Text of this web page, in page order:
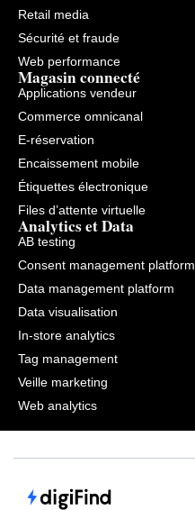
Retail media
Sécurité et fraude
Web performance
Magasin connecté
Applications vendeur
Commerce omnicanal
E-réservation
Encaissement mobile
Étiquettes électronique
Files d’attente virtuelle
Analytics et Data
AB testing
Consent management platform
Data management platform
Data visualisation
In-store analytics
Tag management
Veille marketing
Web analytics